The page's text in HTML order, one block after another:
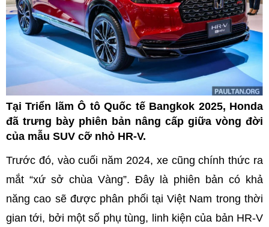
Tại Triển lãm Ô tô Quốc tế Bangkok 2025, Honda
đã trưng bày phiên bản nâng cấp giữa vòng đời
của mẫu SUV cỡ nhỏ HR-V.
Trước đó, vào cuối năm 2024, xe cũng chính thức ra
mắt “xứ sở chùa Vàng”. Đây là phiên bản có khả
năng cao sẽ được phân phối tại Việt Nam trong thời
gian tới, bởi một số phụ tùng, linh kiện của bản HR-V